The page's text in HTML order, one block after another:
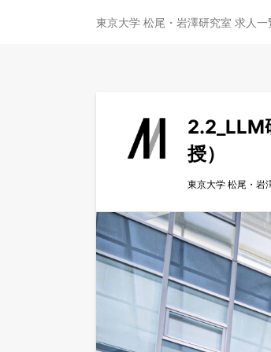
東京大学 松尾・岩澤研究室 求人一
2.2_LLM
授）
東京大学 松尾・岩